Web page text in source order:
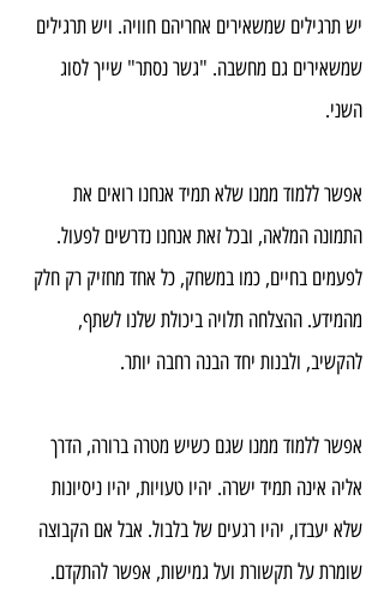
יש תרגילים שמשאירים אחריהם חוויה. ויש תרגילים
שמשאירים גם מחשבה. "גשר נסתר" שייך לסוג
השני.
אפשר ללמוד ממנו שלא תמיד אנחנו רואים את
התמונה המלאה, ובכל זאת אנחנו נדרשים לפעול.
לפעמים בחיים, כמו במשחק, כל אחד מחזיק רק חלק
מהמידע. ההצלחה תלויה ביכולת שלנו לשתף,
להקשיב, ולבנות יחד הבנה רחבה יותר.
אפשר ללמוד ממנו שגם כשיש מטרה ברורה, הדרך
אליה אינה תמיד ישרה. יהיו טעויות, יהיו ניסיונות
שלא יעבדו, יהיו רגעים של בלבול. אבל אם הקבוצה
שומרת על תקשורת ועל גמישות, אפשר להתקדם.